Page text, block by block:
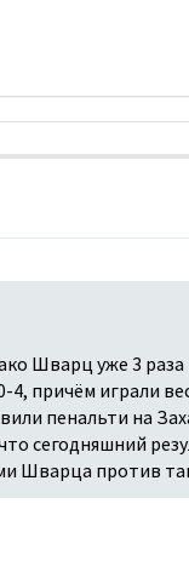
Шварц уже 3
4, причём играли
пенальти на
сегодняшний
Шварца против